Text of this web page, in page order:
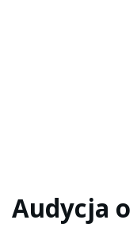
Audycja